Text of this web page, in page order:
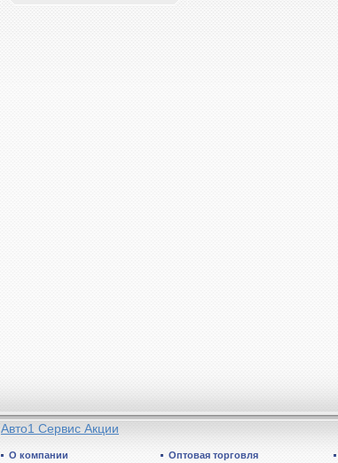
Авто1 Сервис Акции
О компании Оптовая торговля